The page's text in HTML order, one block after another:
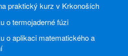
praktický kurz v Krkonoších
o termojaderné fúzi
o aplikaci matematického a